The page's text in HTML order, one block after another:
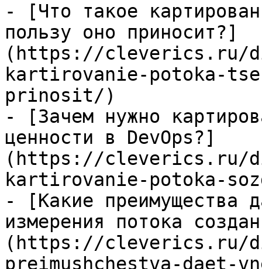
- [Что такое
пользу оно приносит?]
(https://cleverics.ru/
kartirovanie-potoka-
prinosit/)
- [Зачем нужно
ценности в DevOps?]
(https://cleverics.ru/
kartirovanie-potoka-
- [Какие преимущества
измерения потока
(https://cleverics.ru/
preimushchestva-daet-